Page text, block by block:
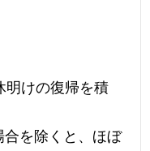
明けの復帰を積
を除くと、ほぼ